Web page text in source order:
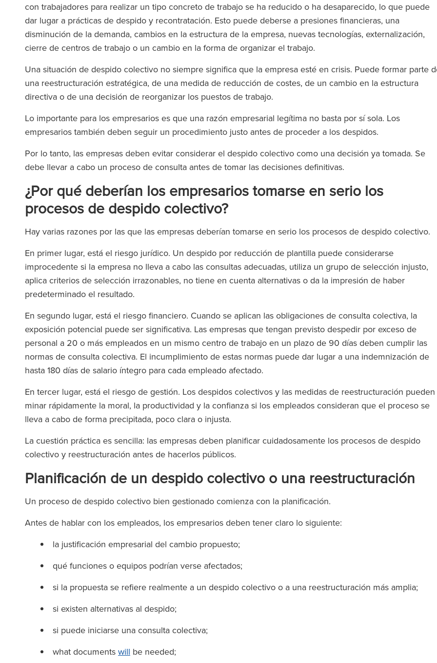
con trabajadores para realizar un tipo concreto de trabajo se ha reducido o ha desaparecido, lo que puede
dar lugar a prácticas de despido y recontratación. Esto puede deberse a presiones financieras, una
disminución de la demanda, cambios en la estructura de la empresa, nuevas tecnologías, externalización,
cierre de centros de trabajo o un cambio en la forma de organizar el trabajo.
Una situación de despido colectivo no siempre significa que la empresa esté en crisis. Puede formar parte
una reestructuración estratégica, de una medida de reducción de costes, de un cambio en la estructura
directiva o de una decisión de reorganizar los puestos de trabajo.
Lo importante para los empresarios es que una razón empresarial legítima no basta por sí sola. Los
empresarios también deben seguir un procedimiento justo antes de proceder a los despidos.
Por lo tanto, las empresas deben evitar considerar el despido colectivo como una decisión ya tomada. Se
debe llevar a cabo un proceso de consulta antes de tomar las decisiones definitivas.
¿Por qué deberían los empresarios tomarse en serio los
procesos de despido colectivo?
Hay varias razones por las que las empresas deberían tomarse en serio los procesos de despido colectivo.
En primer lugar, está el riesgo jurídico. Un despido por reducción de plantilla puede considerarse
improcedente si la empresa no lleva a cabo las consultas adecuadas, utiliza un grupo de selección injusto,
aplica criterios de selección irrazonables, no tiene en cuenta alternativas o da la impresión de haber
predeterminado el resultado.
En segundo lugar, está el riesgo financiero. Cuando se aplican las obligaciones de consulta colectiva, la
exposición potencial puede ser significativa. Las empresas que tengan previsto despedir por exceso de
personal a 20 o más empleados en un mismo centro de trabajo en un plazo de 90 días deben cumplir las
normas de consulta colectiva. El incumplimiento de estas normas puede dar lugar a una indemnización de
hasta 180 días de salario íntegro para cada empleado afectado.
En tercer lugar, está el riesgo de gestión. Los despidos colectivos y las medidas de reestructuración pueden
minar rápidamente la moral, la productividad y la confianza si los empleados consideran que el proceso se
lleva a cabo de forma precipitada, poco clara o injusta.
La cuestión práctica es sencilla: las empresas deben planificar cuidadosamente los procesos de despido
colectivo y reestructuración antes de hacerlos públicos.
Planificación de un despido colectivo o una reestructuración
Un proceso de despido colectivo bien gestionado comienza con la planificación.
Antes de hablar con los empleados, los empresarios deben tener claro lo siguiente:
la justificación empresarial del cambio propuesto;
qué funciones o equipos podrían verse afectados;
si la propuesta se refiere realmente a un despido colectivo o a una reestructuración más amplia;
si existen alternativas al despido;
si puede iniciarse una consulta colectiva;
what documents will be needed;